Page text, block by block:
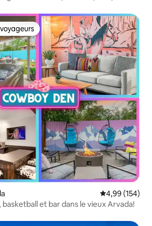
parmi les plus aimés
Note
4,99 (154)
et bar dans le vieux Arvada!